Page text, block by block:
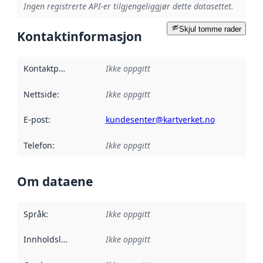
Ingen registrerte API-er tilgjengeliggjør dette datasettet.
Skjul tomme rader
Kontaktinformasjon
Kontaktpunkt Ikke oppgitt
Nettside: Ikke oppgitt
E-post: kundesenter@kartverket.no
Telefon: Ikke oppgitt
Om dataene
Språk: Ikke oppgitt
Innholdsleverandører :
Ikke oppgitt